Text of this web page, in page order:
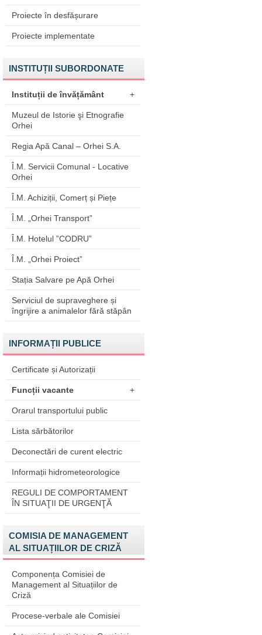
Proiecte în desfășurare
Proiecte implementate
INSTITUȚII SUBORDONATE
Instituții de învățământ +
Muzeul de Istorie şi Etnografie
Orhei
Regia Apă Canal – Orhei S.A.
Î.M. Servicii Comunal - Locative
Orhei
Î.M. Achiziții, Comerț și Piețe
Î.M. „Orhei Transport”
Î.M. Hotelul ”CODRU”
Î.M. „Orhei Proiect”
Stația Salvare pe Apă Orhei
Serviciul de supraveghere și
îngrijire a animalelor fără stăpân
INFORMAȚII PUBLICE
Certificate și Autorizații
Funcții vacante +
Orarul transportului public
Lista sărbătorilor
Deconectări de curent electric
Informații hidrometeorologice
REGULI DE COMPORTAMENT
ÎN SITUAŢII DE URGENŢĂ
COMISIA DE MANAGEMENT
AL SITUAȚIILOR DE CRIZĂ
Componența Comisiei de
Management al Situațiilor de
Criză
Procese-verbale ale Comisiei